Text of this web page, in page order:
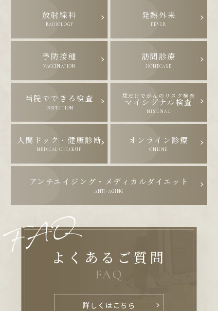
放射線科
RADIOLOGY
発熱外来
FEVER
予防接種
VACCINATION
訪問診療
HOMECARE
当院でできる検査
INSPECTION
尿だけでがんのリスク検査
マイシグナル検査
MISIGNAL
人間ドック・健康診断
MEDICAL CHECKUP
オンライン診療
ONLINE
アンチエイジング・メディカルダイエット
ANTI-AGING
よくあるご質問
FAQ
詳しくはこちら